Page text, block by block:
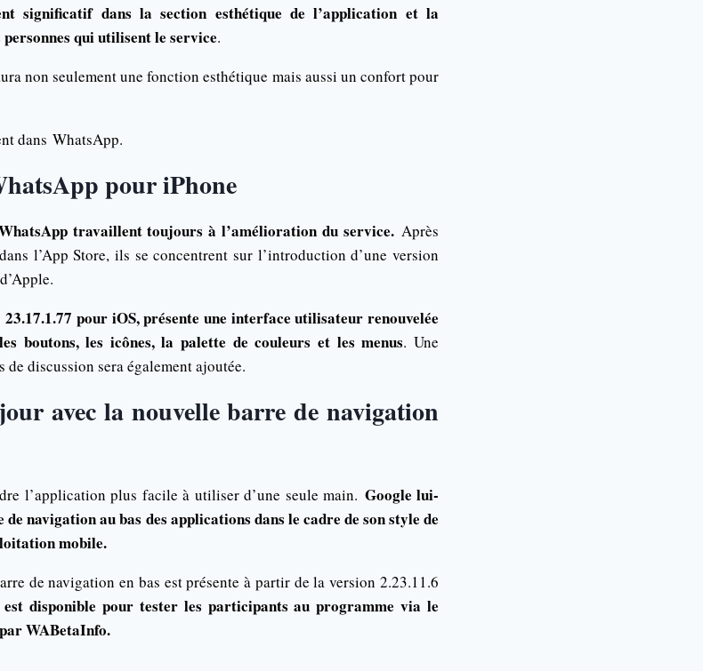
significatif dans la section esthétique de l’application et la
qui utilisent le service.
non seulement une fonction esthétique mais aussi un confort pour
dans WhatsApp.
pour iPhone
travaillent toujours à l’amélioration du service. Après
l’App Store, ils se concentrent sur l’introduction d’une version
23.17.1.77 pour iOS, présente une interface utilisateur renouvelée
boutons, les icônes, la palette de couleurs et les menus. Une
discussion sera également ajoutée.
avec la nouvelle barre de navigation
l’application plus facile à utiliser d’une seule main. Google lui-
navigation au bas des applications dans le cadre de son style de
mobile.
de navigation en bas est présente à partir de la version 2.23.11.6
est disponible pour tester les participants au programme via le
WABetaInfo.